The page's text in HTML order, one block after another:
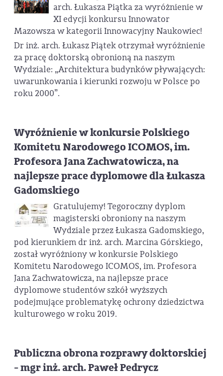
arch. Łukasza Piątka za wyróżnienie w
XI edycji konkursu Innowator
Mazowsza w kategorii Innowacyjny Naukowiec!
Dr inż. arch. Łukasz Piątek otrzymał wyróżnienie
za pracę doktorską obronioną na naszym
Wydziale: „Architektura budynków pływających:
uwarunkowania i kierunki rozwoju w Polsce po
roku 2000”.
Wyróżnienie w konkursie Polskiego
Komitetu Narodowego ICOMOS, im.
Profesora Jana Zachwatowicza, na
najlepsze prace dyplomowe dla Łukasza
Gadomskiego
Gratulujemy! Tegoroczny dyplom
magisterski obroniony na naszym
Wydziale przez Łukasza Gadomskiego,
pod kierunkiem dr inż. arch. Marcina Górskiego,
został wyróżniony w konkursie Polskiego
Komitetu Narodowego ICOMOS, im. Profesora
Jana Zachwatowicza, na najlepsze prace
dyplomowe studentów szkół wyższych
podejmujące problematykę ochrony dziedzictwa
kulturowego w roku 2019.
Publiczna obrona rozprawy doktorskiej
- mgr inż. arch. Paweł Pedrycz